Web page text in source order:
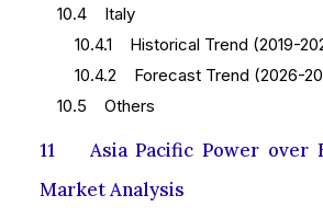
10.4 Italy
10.4.1 Historical Trend (2019-
10.4.2 Forecast Trend (2026-
10.5 Others
11 Asia Pacific Power over
Market Analysis